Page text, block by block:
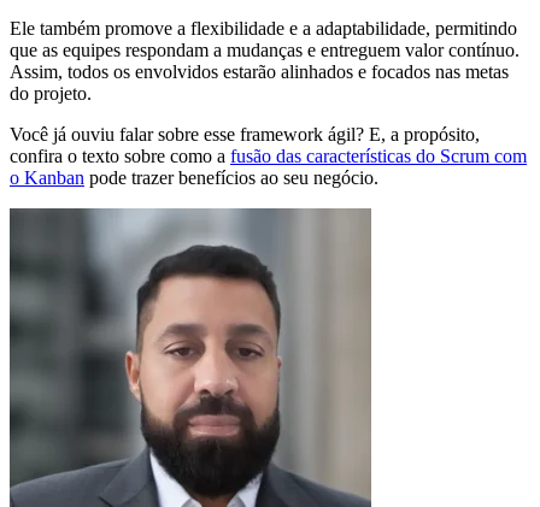
Ele também promove a flexibilidade e a adaptabilidade, permitindo
que as equipes respondam a mudanças e entreguem valor contínuo.
Assim, todos os envolvidos estarão alinhados e focados nas metas
do projeto.
Você já ouviu falar sobre esse framework ágil? E, a propósito,
confira o texto sobre como a fusão das características do Scrum com
o Kanban pode trazer benefícios ao seu negócio.